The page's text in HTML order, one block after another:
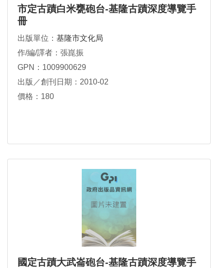
市定古蹟白米甕砲台-基隆古蹟深度導覽手
冊
出版單位： 基隆市文化局
作/編/譯者：張崑振
GPN：1009900629
出版／創刊日期：2010-02
價格：180
國定古蹟大武崙砲台-基隆古蹟深度導覽手